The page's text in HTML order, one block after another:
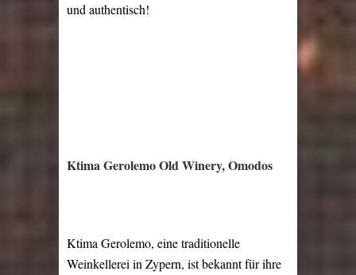
und authentisch!
Ktima Gerolemo Old Winery, Omodos
Ktima Gerolemo, eine traditionelle
Weinkellerei in Zypern, ist bekannt für ihre